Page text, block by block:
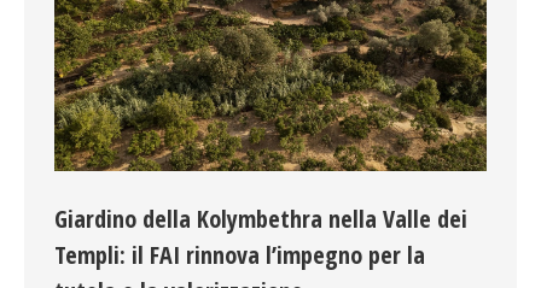
Giardino della Kolymbethra nella Valle dei
Templi: il FAI rinnova l’impegno per la